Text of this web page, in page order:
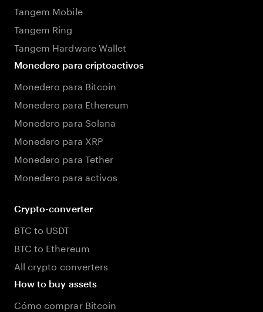
Tangem Mobile
Tangem Ring
Tangem Hardware Wallet
Monedero para criptoactivos
Monedero para Bitcoin
Monedero para Ethereum
Monedero para Solana
Monedero para XRP
Monedero para Tether
Monedero para activos
Crypto-converter
BTC to USDT
BTC to Ethereum
All crypto converters
How to buy assets
Cómo comprar Bitcoin